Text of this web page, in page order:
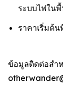
ระบบไฟใน
ราคาเริ่มต้
ข้อมูลติดต่อสำ